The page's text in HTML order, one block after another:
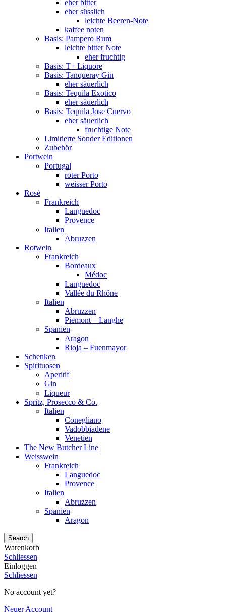
eher bitter
eher süsslich
leichte Beeren-Note
kaffee noten
Basis: Pampero Rum
leichte bitter Note
eher fruchtig
Basis: T+ Liquore
Basis: Tanqueray Gin
eher säuerlich
Basis: Tequila Exotico
eher säuerlich
Basis: Tequila Jose Cuervo
eher säuerlich
fruchtige Note
Limitierte Sonder Editionen
Zubehör
Portwein
Portugal
roter Porto
weisser Porto
Rosé
Frankreich
Languedoc
Provence
Italien
Abruzzen
Rotwein
Frankreich
Bordeaux
Médoc
Languedoc
Vallée du Rhône
Italien
Abruzzen
Piemont – Langhe
Spanien
Aragon
Rioja – Fuenmayor
Schenken
Spirituosen
Aperitif
Gin
Liqueur
Spritz, Prosecco & Co.
Italien
Conegliano
Vadobbiadene
Venetien
The New Butcher Line
Weisswein
Frankreich
Languedoc
Provence
Italien
Abruzzen
Spanien
Aragon
Search
Warenkorb
Schliessen
Einloggen
Schliessen
No account yet?
Neuer Account